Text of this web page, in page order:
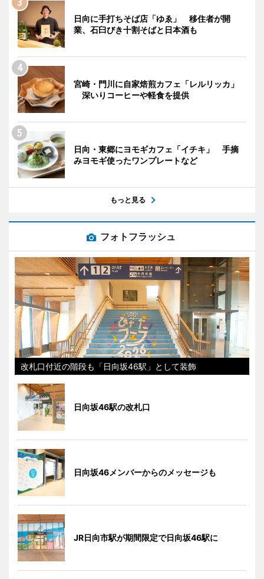
日向に手打ちそば店「ゆゑ」 移住者が開
業、石臼びき十割そばと日本酒も
宮崎・門川に自家焙煎カフェ「レルリッカ」
深いりコーヒーや軽食を提供
日向・東郷にヨモギカフェ「イチキ」 手摘
みヨモギ使ったワンプレートなど
もっと見る
フォトフラッシュ
改札口付近の階段も「日向坂46駅」として装飾
日向坂46駅の改札口
日向坂46メンバーからのメッセージも
JR日向市駅が期間限定で日向坂46駅に